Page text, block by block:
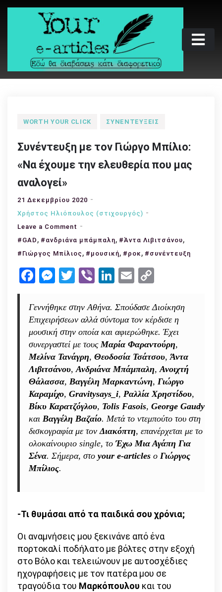
Skip
Your e-articles
Εδώ θα διαβάσεις κάτι διαφορετικό
WORTH YOUR CLICK ΣΥΝΕΝΤΕΎΞΕΙΣ
Συνέντευξη με τον Γιώργο Μπίλιο:
«Να έχουμε την ελευθερία που μας
αναλογεί»
21 Δεκεμβρίου 2020
Χρήστος Ηλιόπουλος (στιχουργός)
Leave a Comment on
Συνέντευξη
Γιώργο
έχουμε
την
ελευθερία
που
μας
αναλογεί»
#GAD , #ανδριάνα μπάμπαλη, #Άντα Λιβιτσάνου,
#Γιώργος Μπίλιος , #μουσική, #ροκ , #συνέντευξη
Facebook
Messenger
Twitter
ViberLinkedIn
Email
Γεννήθηκε στην Αθήνα. Σπούδασε Διοίκηση
Επιχειρήσεων αλλά σύντομα τον κέρδισε η
μουσική στην οποία και αφιερώθηκε. Έχει
συνεργαστεί με τουςΜαρία Φαραντούρη,
Μελίνα Τανάγρη, Θεοδοσία Τσάτσου,Άντα
Λιβιτσάνου,Ανδριάνα Μπάμπαλη,Ανοιχτή
Θάλασσα, Βαγγέλη Μαρκαντώνη, Γιώργο
Καραμίχο, Gravitysays_i, Ραλλία Χρηστίδου,
Βίκυ Καρατζόγλου, Tolis Fasois, George Gaudy
και Βαγγέλη Βαζαίο. Μετά το ντεμπούτο του στη
δισκογραφία με τονΔιακόπτη, επανέρχεται με το
ολοκαίνουριο single, το Έχω Μια Αγάπη Για
Σένα. Σήμερα, στο your e-articlesο Γιώργος
Μπίλιος.
-Τι θυμάσαι από τα παιδικά σου χρόνια;
Οι αναμνήσεις μου ξεκινάνε από ένα
πορτοκαλί ποδήλατο με βόλτες στην εξοχή
στο Βόλο και τελειώνουν με αυτοσχέδιες
ηχογραφήσεις με τον πατέρα μου σε
τραγούδια του Μαρκόπουλου και του